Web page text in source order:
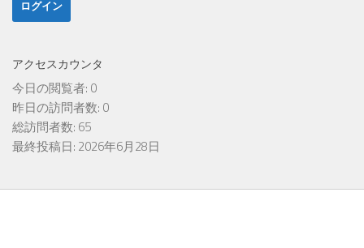
アクセスカウンタ
今日の閲覧者: 0
昨日の訪問者数: 0
総訪問者数: 65
最終投稿日: 2026年6月28日